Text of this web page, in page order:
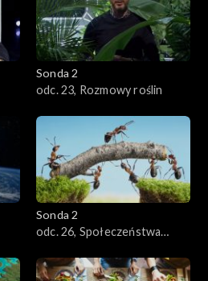
Sonda 2
odc. 23, Rozmowy roślin
Sonda 2
odc. 26, Społeczeństwa